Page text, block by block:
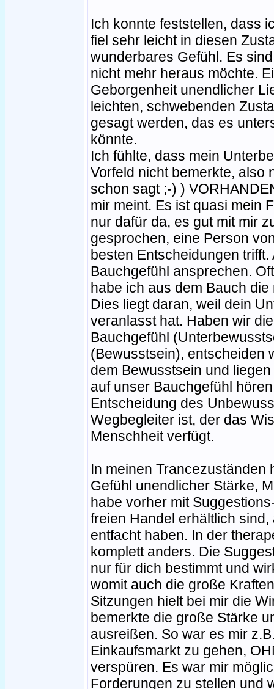
Ich konnte feststellen, dass
fiel sehr leicht in diesen
wunderbares Gefühl. Es
nicht mehr heraus möchte.
Geborgenheit unendlicher
leichten, schwebenden
gesagt werden, das es
könnte.
Ich fühlte, dass mein
Vorfeld nicht bemerkte, also
schon sagt ;-) )
mir meint. Es ist quasi mein
nur dafür da, es gut mit mir
gesprochen, eine Person
besten Entscheidungen
Bauchgefühl ansprechen.
habe ich aus dem Bauch
Dies liegt daran, weil dein
veranlasst hat. Haben wir
Bauchgefühl
(Bewusstsein), entscheiden
dem Bewusstsein und
auf unser Bauchgefühl
Entscheidung des
Wegbegleiter ist, der das
Menschheit verfügt.
In meinen Trancezuständen
Gefühl unendlicher Stärke,
habe vorher mit
freien Handel erhältlich
entfacht haben. In der
komplett anders. Die
nur für dich bestimmt und
womit auch die große
Sitzungen hielt bei mir die
bemerkte die große Stärke
ausreißen. So war es mir
Einkaufsmarkt zu gehen,
verspüren. Es war mir
Forderungen zu stellen und